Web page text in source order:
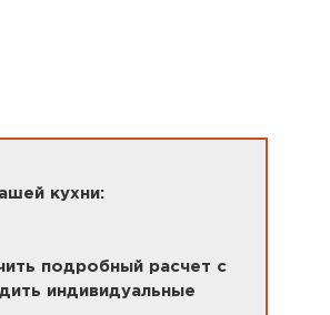
кухни:
подробный расчет с
индивидуальные